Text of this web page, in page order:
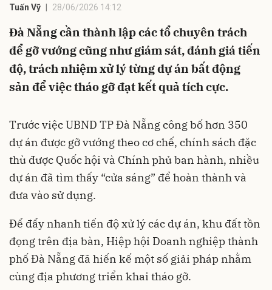
Tuấn Vỹ 28/06/2026 14:12
Đà Nẵng cần thành lập các tổ chuyên trách
để gỡ vướng cũng như giám sát, đánh giá tiến
độ, trách nhiệm xử lý từng dự án bất động
sản để việc tháo gỡ đạt kết quả tích cực.
Trước việc UBND TP Đà Nẵng công bố hơn 350
dự án được gỡ vướng theo cơ chế, chính sách đặc
thù được Quốc hội và Chính phủ ban hành, nhiều
dự án đã tìm thấy “cửa sáng” để hoàn thành và
đưa vào sử dụng.
Để đẩy nhanh tiến độ xử lý các dự án, khu đất tồn
đọng trên địa bàn, Hiệp hội Doanh nghiệp thành
phố Đà Nẵng đã hiến kế một số giải pháp nhằm
cùng địa phương triển khai tháo gỡ.
Hủy